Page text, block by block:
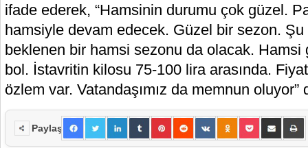
ifade ederek, “Hamsinin durumu çok güzel.
hamsiyle devam edecek. Güzel bir sezon.
beklenen bir hamsi sezonu da olacak.
bol. İstavritin kilosu 75-100 lira arasında.
özlem var. Vatandaşımız da memnun oluyor”
Paylaş